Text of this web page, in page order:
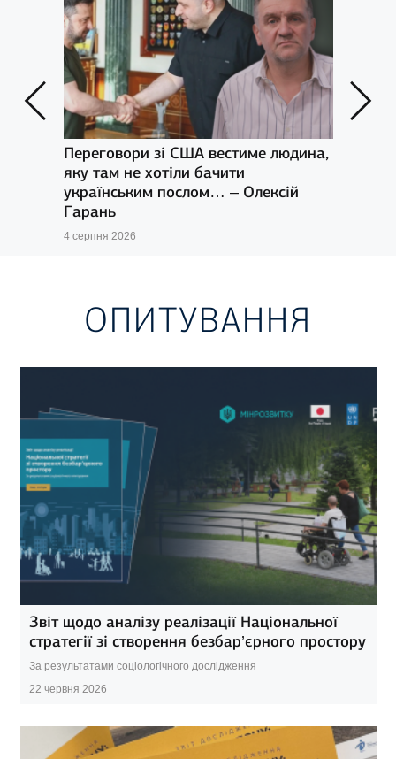
Переговори зі США вестиме людина,
яку там не хотіли бачити
українським послом… – Олексій
Гарань
4 серпня 2026
ОПИТУВАННЯ
Звіт щодо аналізу реалізації Національної
стратегії зі створення безбар’єрного простору
За результатами соціологічного дослідження
22 червня 2026